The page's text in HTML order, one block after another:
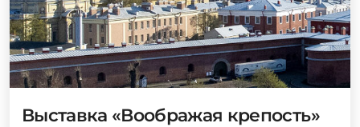
Выставка «Воображая крепость»